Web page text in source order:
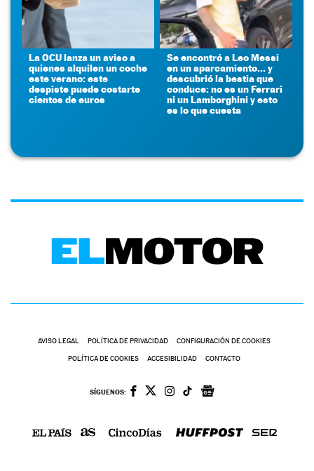
La OCU lanza un aviso a
quienes alquilen un coche
este verano: este
despiste puede costarte
cientos de euros
Se encontró a Leo Messi
en un aparcamiento... y
descubrió la bestia que
conduce: no es un Ferrari
ni un Lamborghini y esto
es lo que cuesta
AVISO LEGAL POLÍTICA DE PRIVACIDAD CONFIGURACIÓN DE COOKIES
POLÍTICA DE COOKIES ACCESIBILIDAD CONTACTO
SÍGUENOS: